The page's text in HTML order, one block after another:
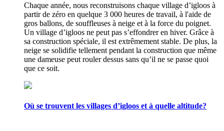
Chaque année, nous reconstruisons chaque village d’igloos à
partir de zéro en quelque 3 000 heures de travail, à l'aide de
gros ballons, de souffleuses à neige et à la force du poignet.
Un village d’igloos ne peut pas s’effondrer en hiver. Grâce à
sa construction spéciale, il est extrêmement stable. De plus, la
neige se solidifie tellement pendant la construction que même
une dameuse peut rouler dessus sans qu’il ne se passe quoi
que ce soit.
Où se trouvent les villages d’igloos et à quelle altitude?